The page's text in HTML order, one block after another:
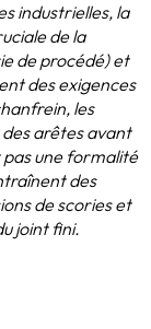
industrielles, la
de la
de procédé) et
des exigences
les
arêtes avant
pas une formalité
des
de scories et
joint fini.